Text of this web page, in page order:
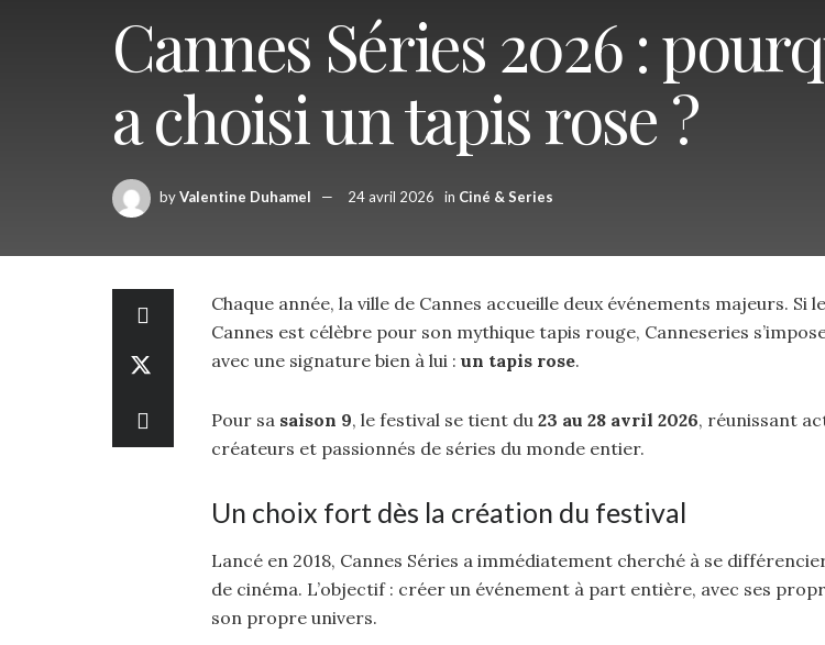
Cannes Séries 2026 :
a choisi un tapis rose ?
byValentine Duhamel 24 avril 2026 in Ciné & Series
Chaque année, la ville de Cannes accueille deux événements majeurs. Si
Cannes est célèbre pour son mythique tapis rouge, Canneseries
avec une signature bien à lui : un tapis rose.
Pour sa saison 9, le festival se tient du 23 au 28 avril 2026, réunissant
créateurs et passionnés de séries du monde entier.
Un choix fort dès la création du festival
Lancé en 2018, Cannes Séries a immédiatement cherché à se
de cinéma. L’objectif : créer un événement à part entière, avec ses
son propre univers.